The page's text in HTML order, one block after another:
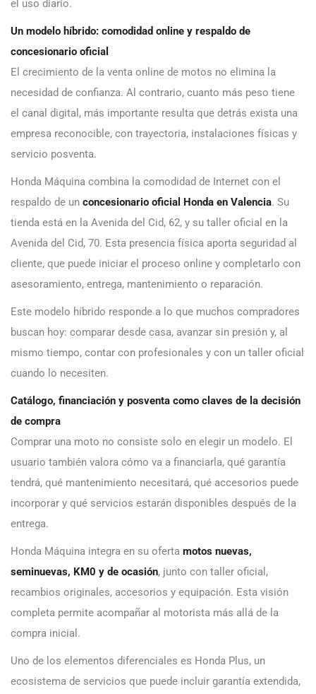
el uso diario.
Un modelo híbrido: comodidad online y respaldo de
concesionario oficial
El crecimiento de la venta online de motos no elimina la
necesidad de confianza. Al contrario, cuanto más peso tiene
el canal digital, más importante resulta que detrás exista una
empresa reconocible, con trayectoria, instalaciones físicas y
servicio posventa.
Honda Máquina combina la comodidad de Internet con el
respaldo de un concesionario oficial Honda en Valencia. Su
tienda está en la Avenida del Cid, 62, y su taller oficial en la
Avenida del Cid, 70. Esta presencia física aporta seguridad al
cliente, que puede iniciar el proceso online y completarlo con
asesoramiento, entrega, mantenimiento o reparación.
Este modelo híbrido responde a lo que muchos compradores
buscan hoy: comparar desde casa, avanzar sin presión y, al
mismo tiempo, contar con profesionales y con un taller oficial
cuando lo necesiten.
Catálogo, financiación y posventa como claves de la decisión
de compra
Comprar una moto no consiste solo en elegir un modelo. El
usuario también valora cómo va a financiarla, qué garantía
tendrá, qué mantenimiento necesitará, qué accesorios puede
incorporar y qué servicios estarán disponibles después de la
entrega.
Honda Máquina integra en su oferta motos nuevas,
seminuevas, KM0 y de ocasión, junto con taller oficial,
recambios originales, accesorios y equipación. Esta visión
completa permite acompañar al motorista más allá de la
compra inicial.
Uno de los elementos diferenciales es Honda Plus, un
ecosistema de servicios que puede incluir garantía extendida,